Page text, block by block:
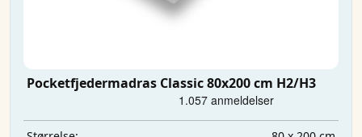
Pocketfjedermadras Classic 80x200 cm H2/H3